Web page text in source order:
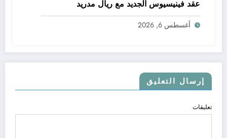
عقد فينيسيوس الجديد مع ريال مدريد
أغسطس 6, 2026
إرسال التعليق
تعليقات